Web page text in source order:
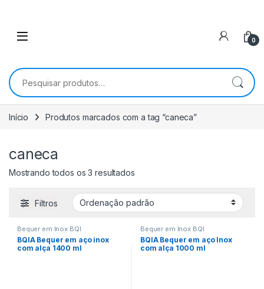
0
Pesquisar por:
Início Produtos marcados com a tag “caneca”
caneca
Mostrando todos os 3 resultados
Filtros
Bequer em Inox BQI
BQIA Bequer em aço inox
com alça 1400 ml
Bequer em Inox BQI
BQIA Bequer em aço Inox
com alça 1000 ml